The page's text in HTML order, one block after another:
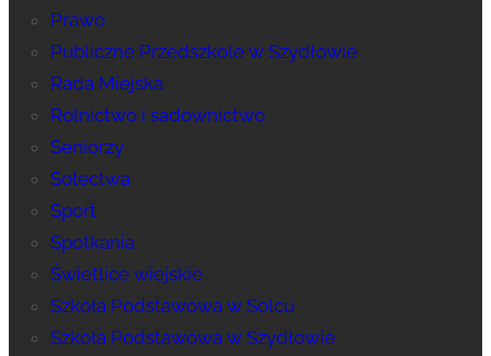
Prawo
Publiczne Przedszkole w Szydłowie
Rada Miejska
Rolnictwo i sadownictwo
Seniorzy
Sołectwa
Sport
Spotkania
Świetlice wiejskie
Szkoła Podstawowa w Solcu
Szkoła Podstawowa w Szydłowie